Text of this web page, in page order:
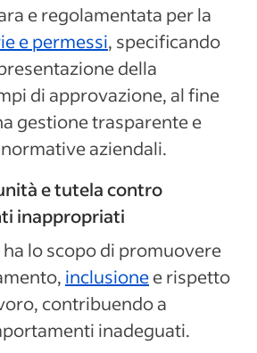
e regolamentata per la
e permessi, specificando
della
di approvazione, al fine
gestione trasparente e
aziendali.
e tutela contro
inappropriati
lo scopo di promuovere
inclusionee rispetto
contribuendo a
inadeguati.